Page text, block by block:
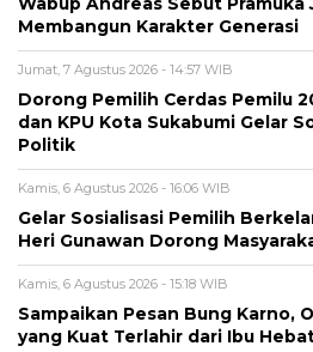
Membangun Karakter Generasi ‎
Jumat, 7 Agustus 2026 - 14:57 WIB
Dorong Pemilih Cerdas Pemilu
dan KPU Kota Sukabumi Gelar
Politik
Kamis, 6 Agustus 2026 - 16:06 WIB
Gelar Sosialisasi Pemilih
Heri Gunawan Dorong
Kamis, 6 Agustus 2026 - 15:18 WIB
Sampaikan Pesan Bung Karno,
yang Kuat Terlahir dari Ibu